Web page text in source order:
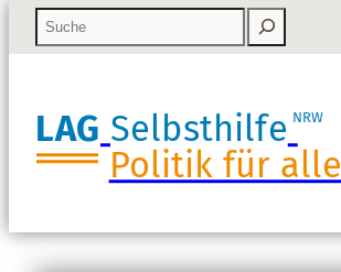
LAG Selbsthilfe NRW
Politik für alle